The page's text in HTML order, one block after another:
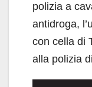
polizia a
antidroga,
con cella di
alla polizia